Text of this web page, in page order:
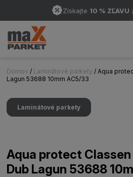
Získajte 10 % ZĽAVU
Domov / Laminátové parkety / Aqua
Lagun 53688 10mm AC5/33
Laminátové parkety
Aqua protect
Dub Lagun 53688